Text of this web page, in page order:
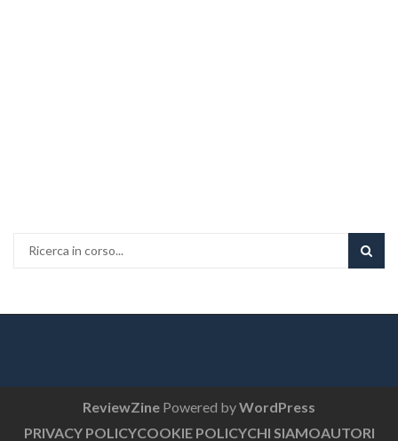
ReviewZine Powered byWordPress
PRIVACY POLICYCOOKIE POLICYCHI SIAMOAUTORI